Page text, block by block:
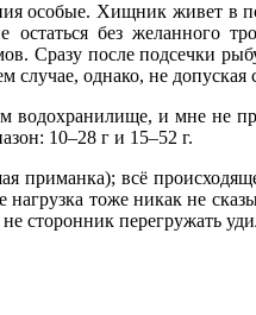
особые. Хищник живет в
без желанного
Сразу после подсечки
случае, однако, не допуская
и мне не
10–28 г и 15–52 г.
приманка); всё
тоже никак не
сторонник перегружать